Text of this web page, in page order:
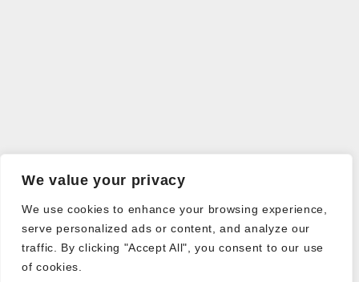
We value your privacy
We use cookies to enhance your browsing experience,
serve personalized ads or content, and analyze our
traffic. By clicking "Accept All", you consent to our use
of cookies.